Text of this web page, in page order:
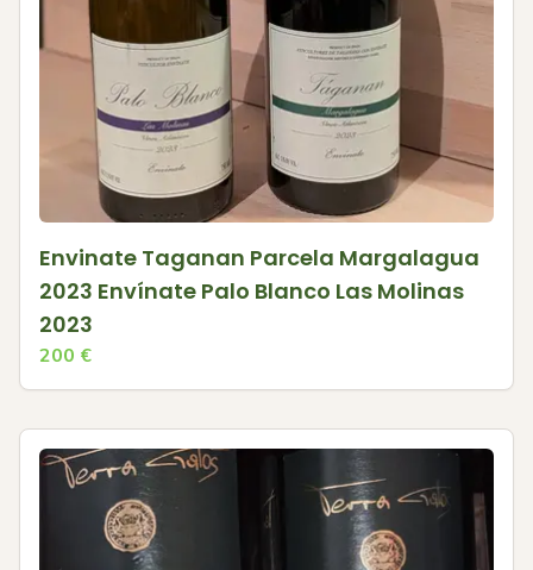
Envinate Taganan Parcela Margalagua
2023 Envínate Palo Blanco Las Molinas
2023
200 €